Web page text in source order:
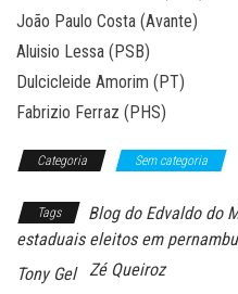
João Paulo Costa (Avante)
Aluisio Lessa (PSB)
Dulcicleide Amorim (PT)
Fabrizio Ferraz (PHS)
Categoria Sem categoria
Tags Blog do Edvaldo do
estaduais eleitos em
Tony Gel
Zé Queiroz